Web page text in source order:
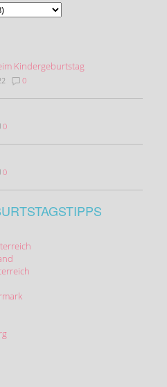
Kindergeburtstag
0
0
0